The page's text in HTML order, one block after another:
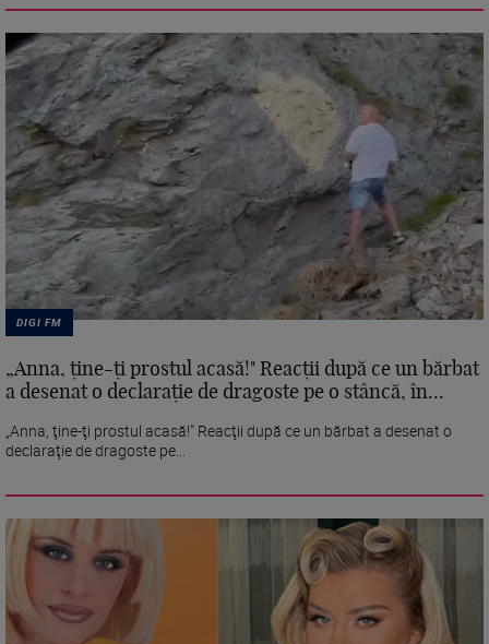
DIGI FM
„Anna, ţine-ţi prostul acasă!" Reacţii după ce un bărbat
a desenat o declaraţie de dragoste pe o stâncă, în...
„Anna, ţine-ţi prostul acasă!" Reacţii după ce un bărbat a desenat o
declaraţie de dragoste pe...